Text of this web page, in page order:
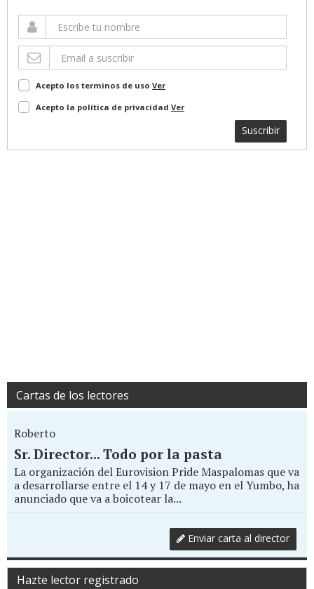
Acepto los terminos de uso Ver
Acepto la política de privacidad Ver
Suscribir
Cartas de los lectores
Roberto
Sr. Director... Todo por la pasta
La organización del Eurovision Pride Maspalomas que va
a desarrollarse entre el 14 y 17 de mayo en el Yumbo, ha
anunciado que va a boicotear la...
Enviar carta al director
Hazte lector registrado